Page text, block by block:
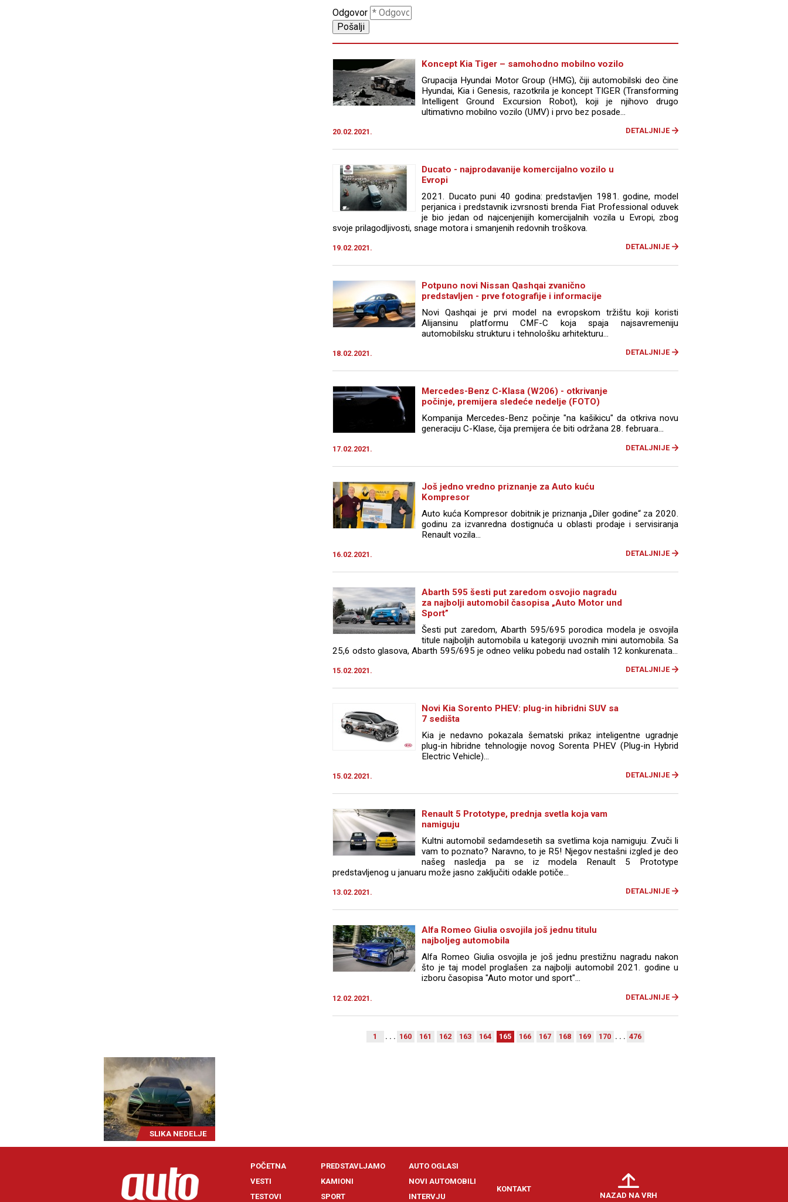
Odgovor
Koncept Kia Tiger – samohodno mobilno vozilo
Grupacija Hyundai Motor Group (HMG), čiji automobilski deo čine
Hyundai, Kia i Genesis, razotkrila je koncept TIGER (Transforming
Intelligent Ground Excursion Robot), koji je njihovo drugo
ultimativno mobilno vozilo (UMV) i prvo bez posade...
20.02.2021. DETALJNIJE
Ducato - najprodavanije komercijalno vozilo u
Evropi
2021. Ducato puni 40 godina: predstavljen 1981. godine, model
perjanica i predstavnik izvrsnosti brenda Fiat Professional oduvek
je bio jedan od najcenjenijih komercijalnih vozila u Evropi, zbog
svoje prilagodljivosti, snage motora i smanjenih redovnih troškova.
19.02.2021. DETALJNIJE
Potpuno novi Nissan Qashqai zvanično
predstavljen - prve fotografije i informacije
Novi Qashqai je prvi model na evropskom tržištu koji koristi
Alijansinu platformu CMF-C koja spaja najsavremeniju
automobilsku strukturu i tehnološku arhitekturu...
18.02.2021. DETALJNIJE
Mercedes-Benz C-Klasa (W206) - otkrivanje
počinje, premijera sledeće nedelje (FOTO)
Kompanija Mercedes-Benz počinje "na kašikicu" da otkriva novu
generaciju C-Klase, čija premijera će biti održana 28. februara...
17.02.2021. DETALJNIJE
Još jedno vredno priznanje za Auto kuću
Kompresor
Auto kuća Kompresor dobitnik je priznanja „Diler godine“ za 2020.
godinu za izvanredna dostignuća u oblasti prodaje i servisiranja
Renault vozila...
16.02.2021. DETALJNIJE
Abarth 595 šesti put zaredom osvojio nagradu
za najbolji automobil časopisa „Auto Motor und
Sport”
Šesti put zaredom, Abarth 595/695 porodica modela je osvojila
titule najboljih automobila u kategoriji uvoznih mini automobila. Sa
25,6 odsto glasova, Abarth 595/695 je odneo veliku pobedu nad ostalih 12 konkurenata...
15.02.2021. DETALJNIJE
Novi Kia Sorento PHEV: plug-in hibridni SUV sa
7 sedišta
Kia je nedavno pokazala šematski prikaz inteligentne ugradnje
plug-in hibridne tehnologije novog Sorenta PHEV (Plug-in Hybrid
Electric Vehicle)...
15.02.2021. DETALJNIJE
Renault 5 Prototype, prednja svetla koja vam
namiguju
Kultni automobil sedamdesetih sa svetlima koja namiguju. Zvuči li
vam to poznato? Naravno, to je R5! Njegov nestašni izgled je deo
našeg nasledja pa se iz modela Renault 5 Prototype
predstavljenog u januaru može jasno zaključiti odakle potiče...
13.02.2021. DETALJNIJE
Alfa Romeo Giulia osvojila još jednu titulu
najboljeg automobila
Alfa Romeo Giulia osvojila je još jednu prestižnu nagradu nakon
što je taj model proglašen za najbolji automobil 2021. godine u
izboru časopisa "Auto motor und sport"...
12.02.2021. DETALJNIJE
1 . . . 160 161 162 163 164 165 166 167 168 169 170 . . . 476
SLIKA NEDELJE
POČETNA
VESTI
TESTOVI
PREDSTAVLJAMO
KAMIONI
SPORT
AUTO OGLASI
NOVI AUTOMOBILI
INTERVJU
KONTAKT
NAZAD NA VRH